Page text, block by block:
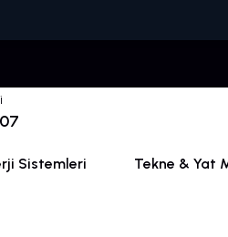
Sistemleri Tekne & Yat